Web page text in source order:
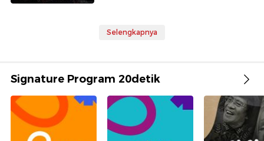
Selengkapnya
Signature Program 20detik